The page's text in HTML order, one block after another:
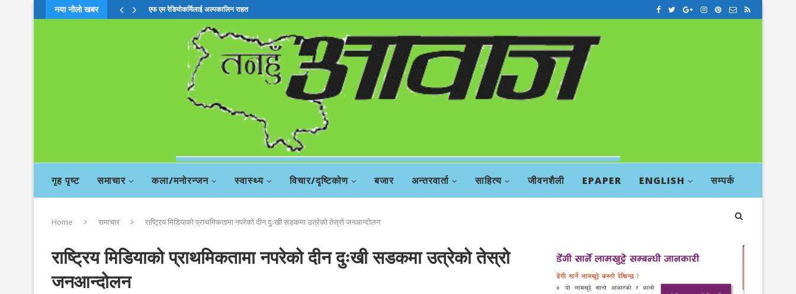
नया नौलो खबर चिया बहसमाः दाहालको सदस्यता खारेजी सिफारिस
गृह पृष्ट समाचार कला/मनोरन्जन स्वास्थ्य विचार/दृष्टिकोण बजार अन्तरवार्ता साहित्य जीवनशैली EPAPER ENGLISH सम्पर्क
Home समाचार राष्ट्रिय मिडियाको प्राथमिकतामा नपरेको दीन दुःखी सडकमा उत्रेको तेस्रो जनआन्दोलन
राष्ट्रिय मिडियाको प्राथमिकतामा नपरेको दीन दुःखी सडकमा उत्रेको तेस्रो
जनआन्दोलन